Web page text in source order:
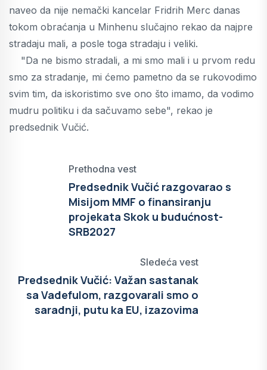
naveo da nije nemački kancelar Fridrih Merc danas
tokom obraćanja u Minhenu slučajno rekao da najpre
stradaju mali, a posle toga stradaju i veliki.
"Da ne bismo stradali, a mi smo mali i u prvom redu
smo za stradanje, mi ćemo pametno da se rukovodimo
svim tim, da iskoristimo sve ono što imamo, da vodimo
mudru politiku i da sačuvamo sebe", rekao je
predsednik Vučić.
Prethodna vest
Predsednik Vučić razgovarao s
Misijom MMF o finansiranju
projekata Skok u budućnost-
SRB2027
Sledeća vest
Predsednik Vučić: Važan sastanak
sa Vadefulom, razgovarali smo o
saradnji, putu ka EU, izazovima